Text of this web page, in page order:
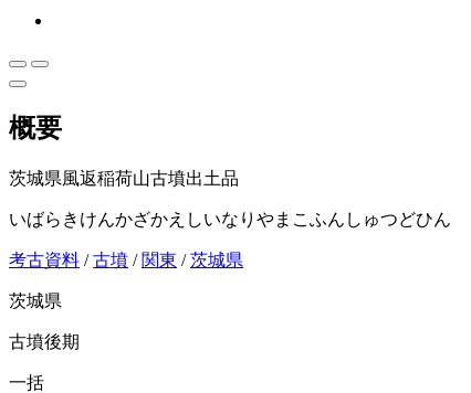
概要
茨城県風返稲荷山古墳出土品
いばらきけんかざかえしいなりやまこふんしゅつどひん
考古資料 /古墳 / 関東 /茨城県
茨城県
古墳後期
一括